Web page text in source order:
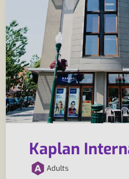
Kaplan
Adults